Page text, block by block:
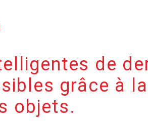
de
grâce à
objets.